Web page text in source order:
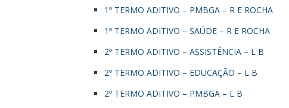
1º TERMO ADITIVO – PMBGA – R E ROCHA
1º TERMO ADITIVO – SAÚDE – R E ROCHA
2º TERMO ADITIVO – ASSISTÊNCIA – L B
2º TERMO ADITIVO – EDUCAÇÃO – L B
2º TERMO ADITIVO – PMBGA – L B